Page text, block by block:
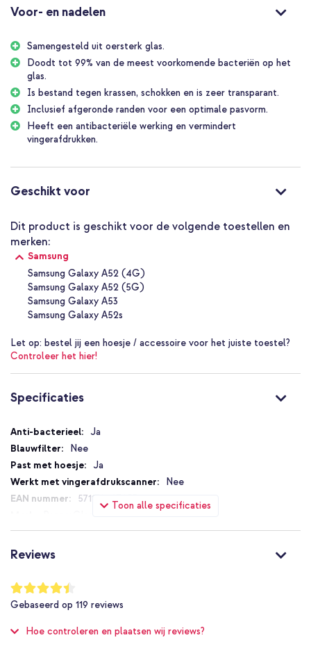
Voor- en nadelen
Samengesteld uit oersterk glas.
Doodt tot 99% van de meest voorkomende bacteriën op het
glas.
Is bestand tegen krassen, schokken en is zeer transparant.
Inclusief afgeronde randen voor een optimale pasvorm.
Heeft een antibacteriële werking en vermindert
vingerafdrukken.
Geschikt voor
Dit product is geschikt voor de volgende toestellen en
merken:
Samsung
Samsung Galaxy A52 (4G)
Samsung Galaxy A52 (5G)
Samsung Galaxy A53
Samsung Galaxy A52s
Let op: bestel jij een hoesje / accessoire voor het juiste toestel?
Controleer het hier!
Specificaties
Toon alle specificaties
Specificaties
Ja
Nee
Ja
Nee
5711724072536
7253
Gehard glas
Reviews
Waardering:
88
%
of
Gebaseerd op 119 reviews
Hoe controleren en plaatsen wij reviews?